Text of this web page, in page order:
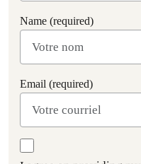
Name (required)
Email (required)